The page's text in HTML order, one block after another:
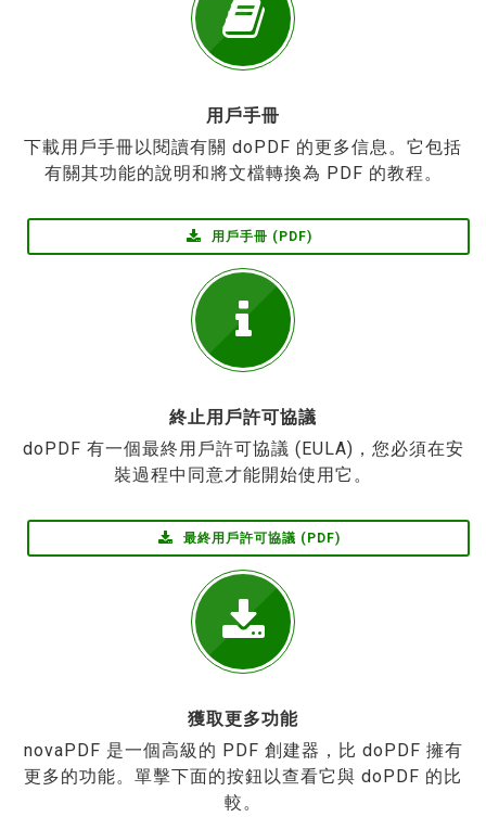
用戶手冊
下載用戶手冊以閱讀有關 doPDF 的更多信息。它包括
有關其功能的說明和將文檔轉換為 PDF 的教程。
用戶手冊 (PDF)
終止用戶許可協議
doPDF 有一個最終用戶許可協議 (EULA)，您必須在安
裝過程中同意才能開始使用它。
最終用戶許可協議 (PDF)
獲取更多功能
novaPDF 是一個高級的 PDF 創建器，比 doPDF 擁有
更多的功能。單擊下面的按鈕以查看它與 doPDF 的比
較。